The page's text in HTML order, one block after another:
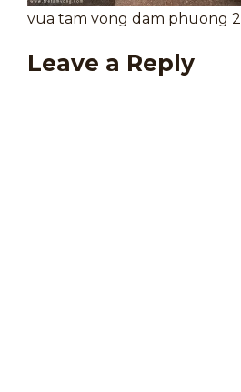
vua tam vong dam phuong 2
Leave a Reply